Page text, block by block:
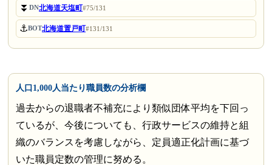
⏬DN北海道天塩町#75/131
⚓BOT北海道置戸町#131/131
人口1,000人当たり職員数の分析欄
過去からの退職者不補充により類似団体平均を下回っ
ているが、今後についても、行政サービスの維持と組
織のバランスを考慮しながら、定員適正化計画に基づ
いた職員定数の管理に努める。